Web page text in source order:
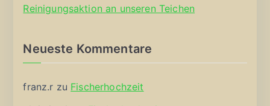
Reinigungsaktion an unseren Teichen
Neueste Kommentare
franz.r zu Fischerhochzeit